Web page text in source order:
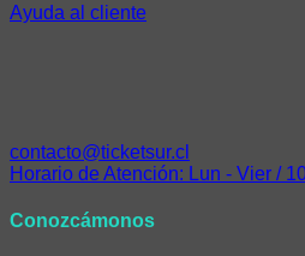
Ayuda al cliente
contacto@ticketsur.cl
Horario de Atención: Lun - Vier /
Conozcámonos